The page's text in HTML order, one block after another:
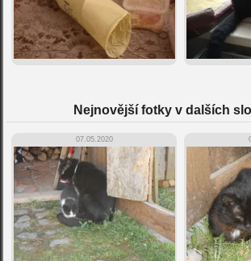
Nejnovější fotky v dalších
07.05.2020